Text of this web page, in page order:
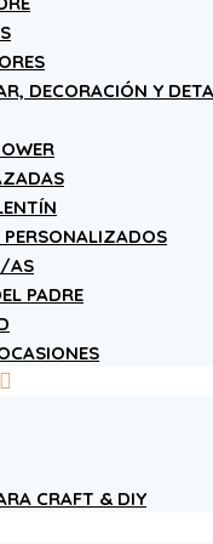
DECORACIÓN Y
PERSONALIZADOS
AS
PADRE
CRAFT & DIY